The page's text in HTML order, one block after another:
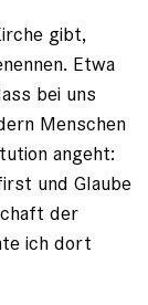
gibt,
Etwa
bei uns
Menschen
angeht:
und Glaube
der
ich dort